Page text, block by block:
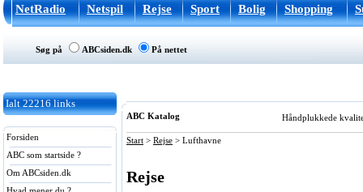
NetRadio Netspil Rejse Sport Bolig Shopping
Søg på ABCsiden.dk På nettet
Ialt 22216 links
Forsiden
ABC som startside ?
Om ABCsiden.dk
ABC Katalog Håndplukkede
Start > Rejse > Lufthavne
Rejse